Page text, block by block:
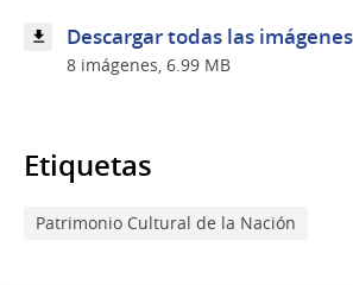
Descargar todas las
8 imágenes, 6.99 MB
Etiquetas
Patrimonio Cultural de la Nación